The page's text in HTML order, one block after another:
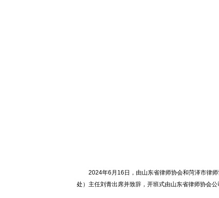
2024年6月16日，由山东省律师协会和菏泽市律
处）主任刘青出席并致辞，开班式由山东省律师协会